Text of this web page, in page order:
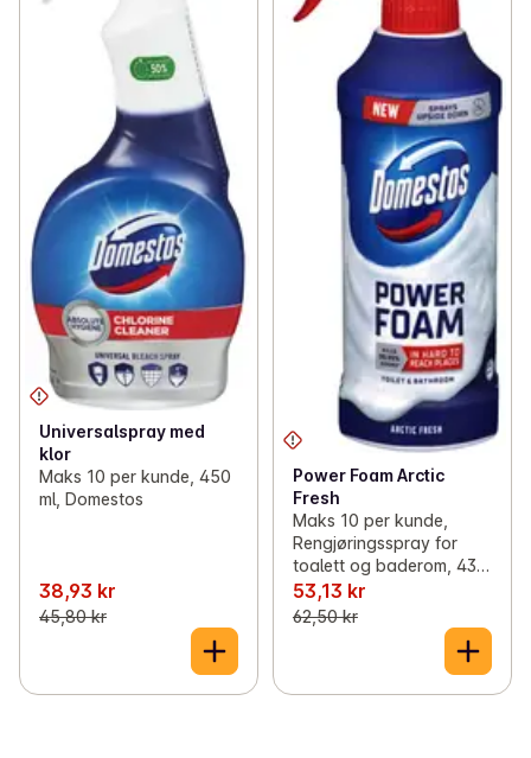
Universalspray med
klor
Maks 10 per kunde, 450
ml, Domestos
38,93 kr
45,80 kr
Power Foam Arctic
Fresh
Maks 10 per kunde,
Rengjøringsspray for
toalett og baderom, 435
ml, Domestos
53,13 kr
62,50 kr